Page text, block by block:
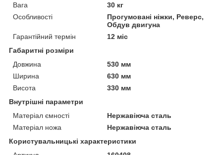
Вага
30 кг
Особливості
Прогумовані ніжки, Реверс,
Обдув двигуна
Гарантійний термін
12 міс
Габаритні розміри
Довжина
530 мм
Ширина
630 мм
Висота
330 мм
Внутрішні параметри
Матеріал ємності
Нержавіюча сталь
Матеріал ножа
Нержавіюча сталь
Користувальницькі характеристики